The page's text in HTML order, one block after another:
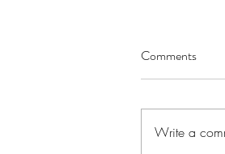
Comments
Write a